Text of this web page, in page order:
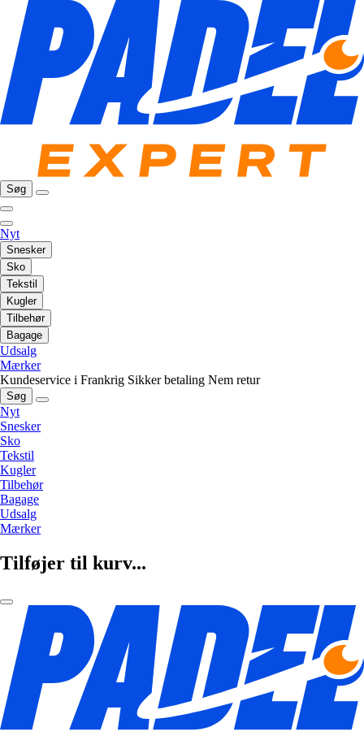
Søg
Nyt
Snesker
Sko
Tekstil
Kugler
Tilbehør
Bagage
Udsalg
Mærker
Kundeservice i Frankrig Sikker betaling Nem retur
Søg
Nyt
Snesker
Sko
Tekstil
Kugler
Tilbehør
Bagage
Udsalg
Mærker
Tilføjer til kurv...